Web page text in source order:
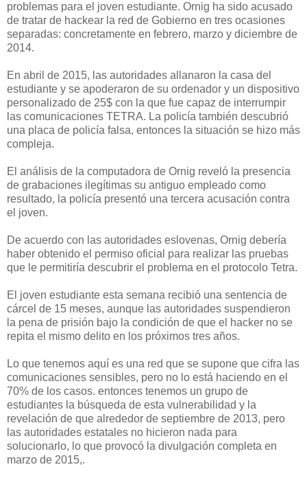
problemas para el joven estudiante. Ornig ha sido acusado
de tratar de hackear la red de Gobierno en tres ocasiones
separadas: concretamente en febrero, marzo y diciembre de
2014.
En abril de 2015, las autoridades allanaron la casa del
estudiante y se apoderaron de su ordenador y un dispositivo
personalizado de 25$ con la que fue capaz de interrumpir
las comunicaciones TETRA. La policía también descubrió
una placa de policía falsa, entonces la situación se hizo más
compleja.
El análisis de la computadora de Ornig reveló la presencia
de grabaciones ilegítimas su antiguo empleado como
resultado, la policía presentó una tercera acusación contra
el joven.
De acuerdo con las autoridades eslovenas, Ornig debería
haber obtenido el permiso oficial para realizar las pruebas
que le permitiría descubrir el problema en el protocolo Tetra.
El joven estudiante esta semana recibió una sentencia de
cárcel de 15 meses, aunque las autoridades suspendieron
la pena de prisión bajo la condición de que el hacker no se
repita el mismo delito en los próximos tres años.
Lo que tenemos aquí es una red que se supone que cifra las
comunicaciones sensibles, pero no lo está haciendo en el
70% de los casos. entonces tenemos un grupo de
estudiantes la búsqueda de esta vulnerabilidad y la
revelación de que alrededor de septiembre de 2013, pero
las autoridades estatales no hicieron nada para
solucionarlo, lo que provocó la divulgación completa en
marzo de 2015,.